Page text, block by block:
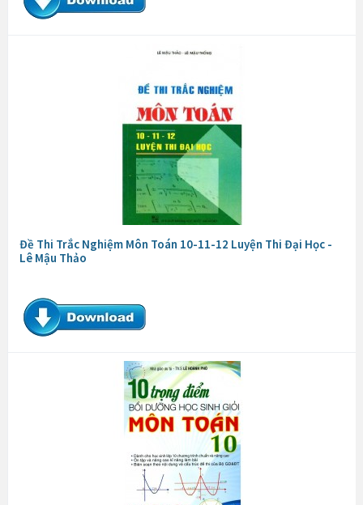
Đề Thi Trắc Nghiệm Môn Toán 10-11-12 Luyện Thi Đại Học -
Lê Mậu Thảo